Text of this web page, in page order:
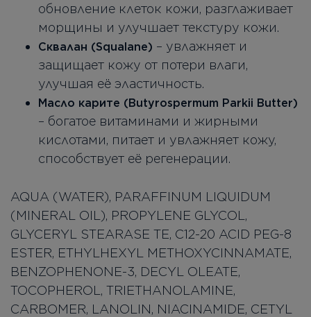
обновление клеток кожи, разглаживает
морщины и улучшает текстуру кожи.
Сквалан (Squalane) – увлажняет и
защищает кожу от потери влаги,
улучшая её эластичность.
Масло карите (Butyrospermum Parkii Butter)
– богатое витаминами и жирными
кислотами, питает и увлажняет кожу,
способствует её регенерации.
AQUA (WATER), PARAFFINUM LIQUIDUM
(MINERAL OIL), PROPYLENE GLYCOL,
GLYCERYL STEARASE TE, C12-20 ACID PEG-8
ESTER, ETHYLHEXYL METHOXYCINNAMATE,
BENZOPHENONE-3, DECYL OLEATE,
TOCOPHEROL, TRIETHANOLAMINE,
CARBOMER, LANOLIN, NIACINAMIDE, CETYL